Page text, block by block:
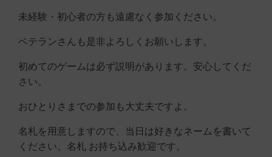
未経験・初心者の方も遠慮なく参加ください。
ベテランさんも是非よろしくお願いします。
初めてのゲームは必ず説明があります。安心してくだ
さい。
おひとりさまでの参加も大丈夫ですよ。
名札を用意しますので、当日は好きなネームを書いて
ください。名札 お持ち込み歓迎です。